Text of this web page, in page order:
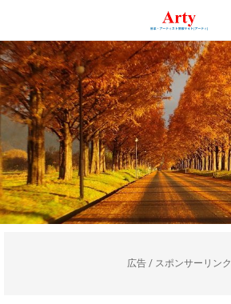
広告 / スポンサーリンク